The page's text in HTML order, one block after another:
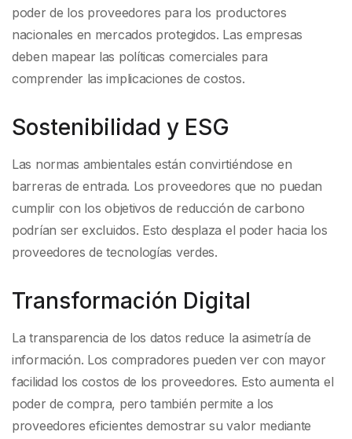
poder de los proveedores para los productores
nacionales en mercados protegidos. Las empresas
deben mapear las políticas comerciales para
comprender las implicaciones de costos.
Sostenibilidad y ESG
Las normas ambientales están convirtiéndose en
barreras de entrada. Los proveedores que no puedan
cumplir con los objetivos de reducción de carbono
podrían ser excluidos. Esto desplaza el poder hacia los
proveedores de tecnologías verdes.
Transformación Digital
La transparencia de los datos reduce la asimetría de
información. Los compradores pueden ver con mayor
facilidad los costos de los proveedores. Esto aumenta el
poder de compra, pero también permite a los
proveedores eficientes demostrar su valor mediante